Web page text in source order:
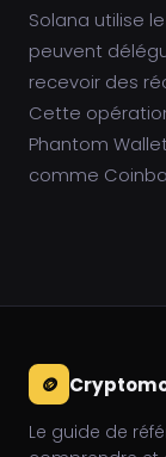
Solana utilise
peuvent
recevoir des
Cette
Phantom
comme
🪙
Le guide de